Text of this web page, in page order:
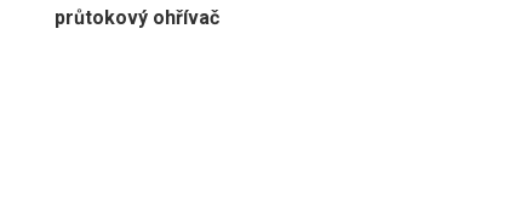
průtokový ohřívač